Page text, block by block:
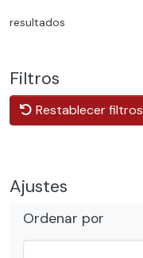
resultados
Filtros
Restablecer filtros
Ajustes
Ordenar por